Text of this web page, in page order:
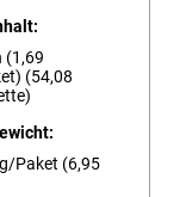
(1,69
(54,08
Paket (6,95